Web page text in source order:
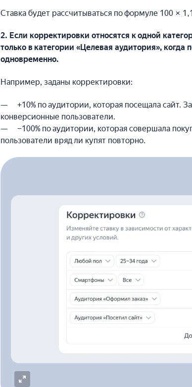
Ставка будет рассчитываться по формуле 100 ×
2. Если корректировки относятся к одной
только в категории «Целевая аудитория», когда
одновременно.
Например, заданы корректировки:
+10% по аудитории, которая посещала сайт.
конверсионные пользователи.
−100% по аудитории, которая совершала
пользователи вряд ли купят повторно.